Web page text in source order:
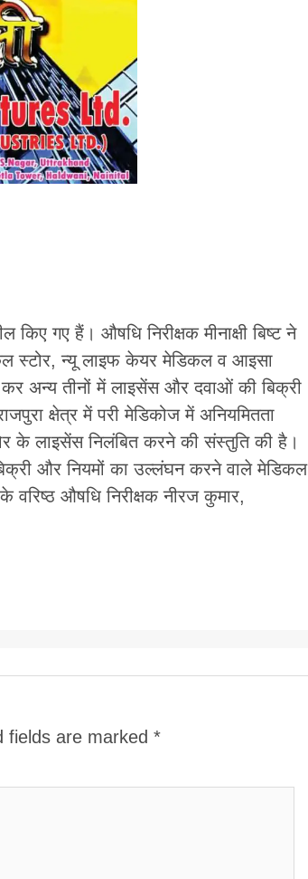
किए गए हैं। औषधि निरीक्षक मीनाक्षी बिष्ट ने
स्टोर, न्यू लाइफ केयर मेडिकल व आइसा
अन्य तीनों में लाइसेंस और दवाओं की बिक्री
क्षेत्र में परी मेडिकोज में अनियमितता
के लाइसेंस निलंबित करने की संस्तुति की है।
और नियमों का उल्लंघन करने वाले मेडिकल
वरिष्ठ औषधि निरीक्षक नीरज कुमार,
fields are marked *